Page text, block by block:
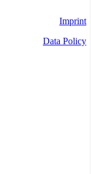
Imprint
Data Policy